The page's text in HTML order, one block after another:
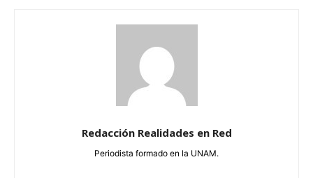
Redacción Realidades en Red
Periodista formado en la UNAM.